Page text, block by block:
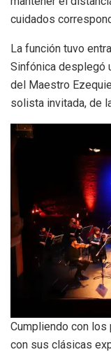
cuidados
La función tuvo
Sinfónica desplegó
del Maestro
solista invitada, de
Cumpliendo con
con sus clásicas